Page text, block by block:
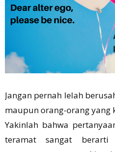
Jangan pernah lelah
maupun orang-orang yang
Yakinlah bahwa
teramat sangat